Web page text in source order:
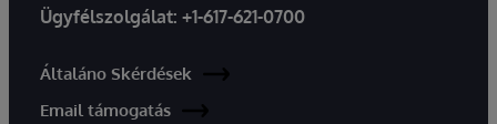
Ügyfélszolgálat: +1-617-621-0700
Általáno Skérdések
Email támogatás